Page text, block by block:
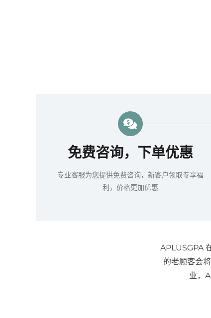
免费咨询，下单优惠
专业客服为您提供免费咨询，新客户领取专享福
利，价格更加优惠
APLUSGPA
的老顾客会
业，